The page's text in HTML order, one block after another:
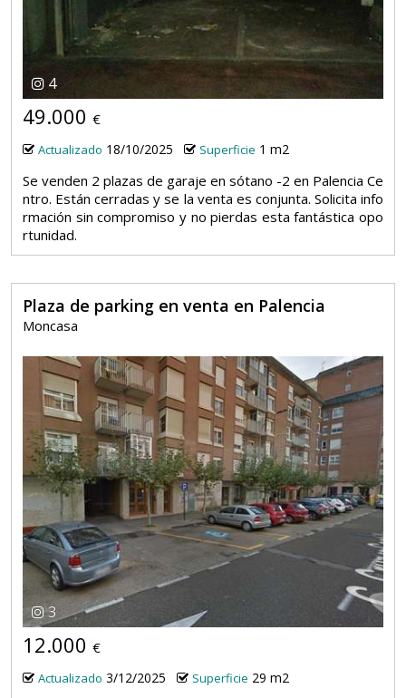
4
49.000 €
Actualizado 18/10/2025 Superficie 1 m2
Se venden 2 plazas de garaje en sótano -2 en Palencia Ce
ntro. Están cerradas y se la venta es conjunta. Solicita info
rmación sin compromiso y no pierdas esta fantástica opo
rtunidad.
Plaza de parking en venta en Palencia
Moncasa
3
12.000 €
Actualizado 3/12/2025 Superficie 29 m2